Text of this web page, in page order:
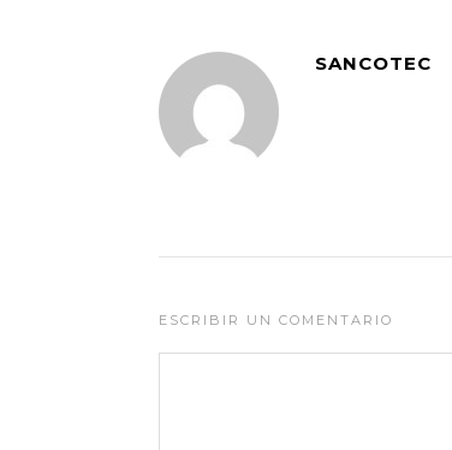
SANCOTEC
ESCRIBIR UN COMENTARIO